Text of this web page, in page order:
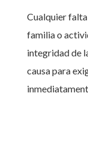
Cualquier
familia o
integridad de
causa para